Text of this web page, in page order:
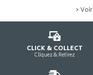
>
CLICK & COLLECT
Cliquez & Retirez